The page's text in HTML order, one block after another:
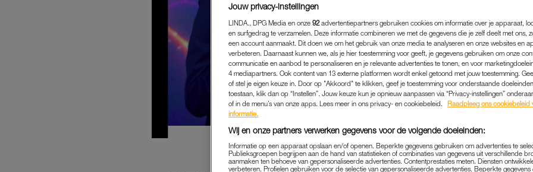
ENTERTAINMENT| FRAGMENT GEMIST
Jouw privacy-instellingen
LINDA., DPG Media en onze 92 advertentiepartners gebruiken cookies om informatie over je apparaat,
en surfgedrag te verzamelen. Deze informatie combineren we met de gegevens die je zelf deelt met ons,
een account aanmaakt. Dit doen we om het gebruik van onze media te analyseren en onze websites en
verbeteren. Daarnaast kunnen we, als je hier toestemming voor geeft, je gegevens gebruiken om onze
communicatie en aanbod te personaliseren en je relevante advertenties te tonen, en voor
4 mediapartners. Ook content van 13 externe platformen wordt enkel getoond met jouw toestemming.
of stel je eigen keuze in. Door op "Akkoord" te klikken, geef je toestemming voor onderstaande
toestaan, klik dan op “Instellen”. Jouw keuze kun je opnieuw aanpassen via “Privacy-instellingen”
of in de menu’s van onze apps. Lees meer in ons privacy- en cookiebeleid.
Raadpleeg ons cookiebeleid
informatie.
Wij en onze partners verwerken gegevens voor de volgende doeleinden:
Informatie op een apparaat opslaan en/of openen. Beperkte gegevens gebruiken om advertenties te
Publieksgroepen begrijpen aan de hand van statistieken of combinaties van gegevens uit verschillende
aanmaken ten behoeve van gepersonaliseerde advertenties. Contentprestaties meten. Diensten
verbeteren. Profielen gebruiken voor de selectie van gepersonaliseerde advertenties. Beperkte